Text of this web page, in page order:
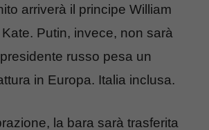
arriverà il principe William
Putin, invece, non sarà
russo pesa un
in Europa. Italia inclusa.
la bara sarà trasferita